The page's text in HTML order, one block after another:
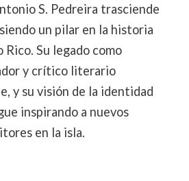
S. Pedreira trasciende
un pilar en la historia
Su legado como
y crítico literario
y su visión de la identidad
inspirando a nuevos
en la isla.